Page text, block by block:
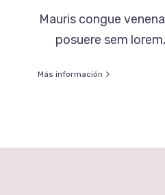
Mauris congue
posuere sem
Más información